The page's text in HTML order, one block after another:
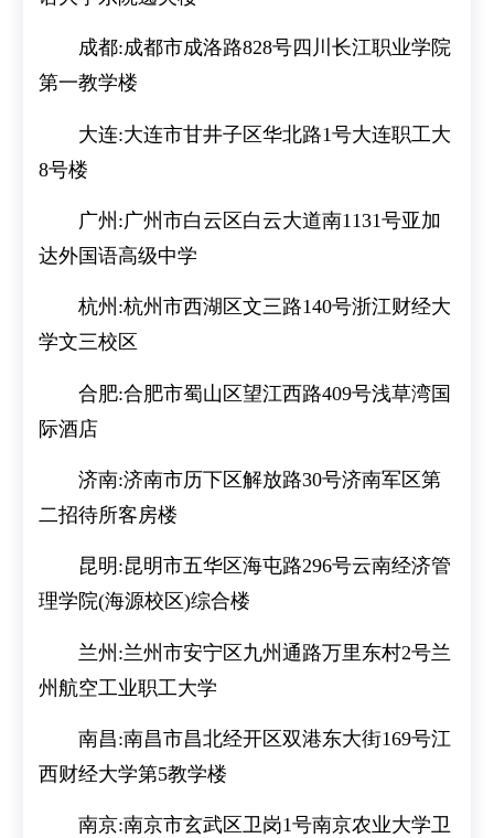
成都:成都市成洛路828号四川长江职业学院
第一教学楼
大连:大连市甘井子区华北路1号大连职工大
8号楼
广州:广州市白云区白云大道南1131号亚加
达外国语高级中学
杭州:杭州市西湖区文三路140号浙江财经大
学文三校区
合肥:合肥市蜀山区望江西路409号浅草湾国
际酒店
济南:济南市历下区解放路30号济南军区第
二招待所客房楼
昆明:昆明市五华区海屯路296号云南经济管
理学院(海源校区)综合楼
兰州:兰州市安宁区九州通路万里东村2号兰
州航空工业职工大学
南昌:南昌市昌北经开区双港东大街169号江
西财经大学第5教学楼
南京:南京市玄武区卫岗1号南京农业大学卫